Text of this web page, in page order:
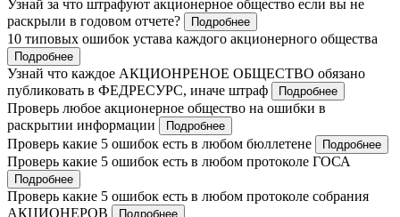
Узнай за что штрафуют акционерное общество если вы не
раскрыли в годовом отчете?
Подробнее
10 типовых ошибок устава каждого акционерного общества
Подробнее
Узнай что каждое АКЦИОНРЕНОЕ ОБЩЕСТВО обязано
публиковать в ФЕДРЕСУРС, иначе штраф
Подробнее
Проверь любое акционерное общество на ошибки в
раскрытии информации
Подробнее
Проверь какие 5 ошибок есть в любом бюллетене Подробнее
Проверь какие 5 ошибок есть в любом протоколе ГОСА
Подробнее
Проверь какие 5 ошибок есть в любом протоколе собрания
АКЦИОНЕРОВ
Подробнее